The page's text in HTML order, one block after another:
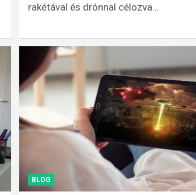
rakétával és drónnal célozva…
BLOG